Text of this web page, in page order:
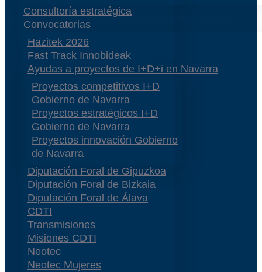
Consultoría estratégica
Convocatorias
Hazitek 2026
Fast Track Innobideak
Ayudas a proyectos de I+D+i en Navarra
Proyectos competitivos I+D
Gobierno de Navarra
Proyectos estratégicos I+D
Gobierno de Navarra
Proyectos innovación Gobierno
de Navarra
Diputación Foral de Gipuzkoa
Diputación Foral de Bizkaia
Diputación Foral de Álava
CDTI
Transmisiones
Misiones CDTI
Neotec
Neotec Mujeres